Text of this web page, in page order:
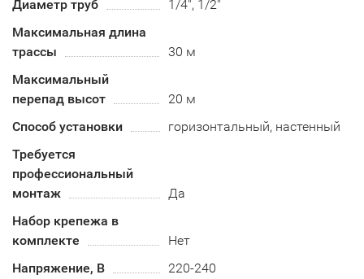
Диаметр труб
1/4", 1/2"
Максимальная длина
трассы
30 м
Максимальный
перепад высот
20 м
Способ установки
горизонтальный, настенный
Требуется
профессиональный
монтаж
Да
Набор крепежа в
комплекте
Нет
Напряжение, В
220-240